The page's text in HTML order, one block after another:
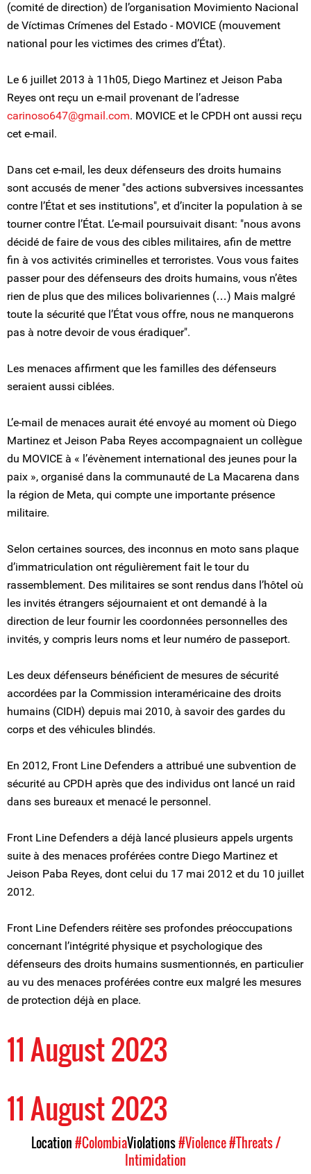
(comité de direction) de l’organisation Movimiento Nacional
de Víctimas Crímenes del Estado - MOVICE (mouvement
national pour les victimes des crimes d’État).
Le 6 juillet 2013 à 11h05, Diego Martinez et Jeison Paba
Reyes ont reçu un e-mail provenant de l’adresse
carinoso647@gmail.com. MOVICE et le CPDH ont aussi reçu
cet e-mail.
Dans cet e-mail, les deux défenseurs des droits humains
sont accusés de mener "des actions subversives incessantes
contre l’État et ses institutions", et d’inciter la population à se
tourner contre l’État. L’e-mail poursuivait disant: "nous avons
décidé de faire de vous des cibles militaires, afin de mettre
fin à vos activités criminelles et terroristes. Vous vous faites
passer pour des défenseurs des droits humains, vous n’êtes
rien de plus que des milices bolivariennes (…) Mais malgré
toute la sécurité que l’État vous offre, nous ne manquerons
pas à notre devoir de vous éradiquer".
Les menaces affirment que les familles des défenseurs
seraient aussi ciblées.
L’e-mail de menaces aurait été envoyé au moment où Diego
Martinez et Jeison Paba Reyes accompagnaient un collègue
du MOVICE à « l’évènement international des jeunes pour la
paix », organisé dans la communauté de La Macarena dans
la région de Meta, qui compte une importante présence
militaire.
Selon certaines sources, des inconnus en moto sans plaque
d’immatriculation ont régulièrement fait le tour du
rassemblement. Des militaires se sont rendus dans l’hôtel où
les invités étrangers séjournaient et ont demandé à la
direction de leur fournir les coordonnées personnelles des
invités, y compris leurs noms et leur numéro de passeport.
Les deux défenseurs bénéficient de mesures de sécurité
accordées par la Commission interaméricaine des droits
humains (CIDH) depuis mai 2010, à savoir des gardes du
corps et des véhicules blindés.
En 2012, Front Line Defenders a attribué une subvention de
sécurité au CPDH après que des individus ont lancé un raid
dans ses bureaux et menacé le personnel.
Front Line Defenders a déjà lancé plusieurs appels urgents
suite à des menaces proférées contre Diego Martinez et
Jeison Paba Reyes, dont celui du 17 mai 2012 et du 10 juillet
2012.
Front Line Defenders réitère ses profondes préoccupations
concernant l’intégrité physique et psychologique des
défenseurs des droits humains susmentionnés, en particulier
au vu des menaces proférées contre eux malgré les mesures
de protection déjà en place.
11 August 2023
11 August 2023
Location#ColombiaViolations#Violence#Threats /
Intimidation